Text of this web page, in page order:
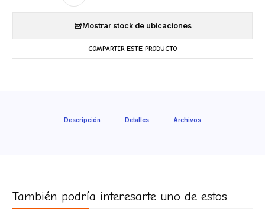
Mostrar stock de ubicaciones
COMPARTIR ESTE PRODUCTO
Descripción Detalles Archivos
También podría interesarte uno de estos